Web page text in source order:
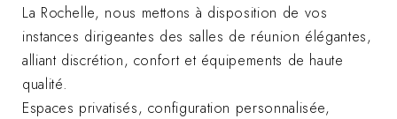
La Rochelle, nous mettons à disposition de vos
instances dirigeantes des salles de réunion élégantes,
alliant discrétion, confort et équipements de haute
qualité.
Espaces privatisés, configuration personnalisée,